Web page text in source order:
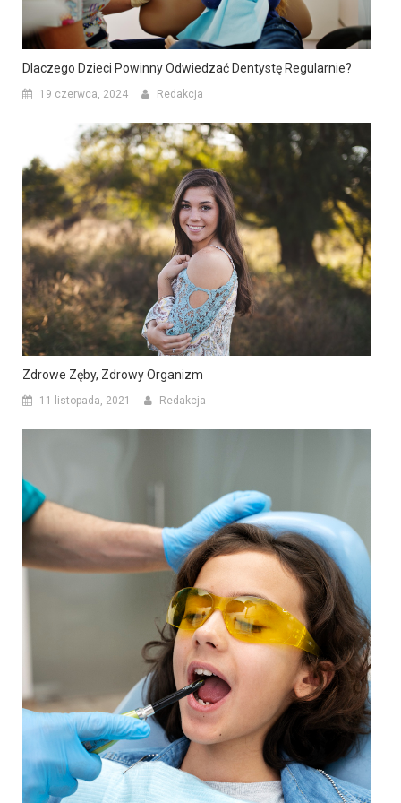
Dlaczego Dzieci Powinny Odwiedzać Dentystę Regularnie?
19 czerwca, 2024 Redakcja
Zdrowe Zęby, Zdrowy Organizm
11 listopada, 2021 Redakcja